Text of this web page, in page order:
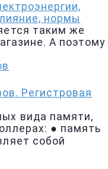
нормы
таким же
А поэтому
Регистровая
вида памяти,
● память
собой